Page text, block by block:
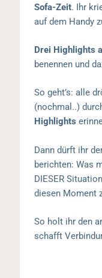
Sofa-Zeit. Ihr
auf dem Handy
Drei Highlights
benennen und
So geht’s: alle
(nochmal..)
Highlights
Dann dürft ihr
berichten: Was
DIESER
diesen Moment
So holt ihr den
schafft